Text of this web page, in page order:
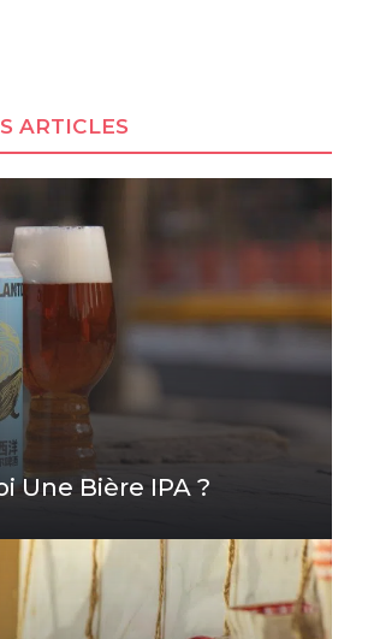
ARTICLES
Une Bière IPA ?